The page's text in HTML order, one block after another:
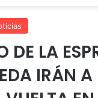
DE LA
IRÁN A